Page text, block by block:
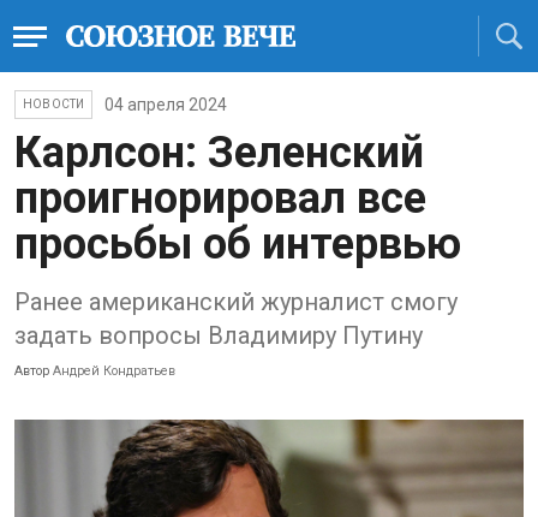
НОВОСТИ 04 апреля 2024
Карлсон: Зеленский
проигнорировал все
просьбы об интервью
Ранее американский журналист смогу
задать вопросы Владимиру Путину
Автор Андрей Кондратьев